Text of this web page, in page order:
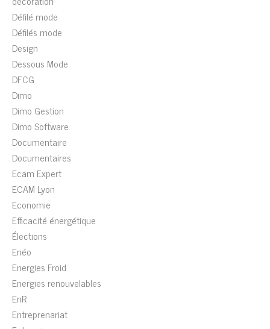
Défilé mode
Défilés mode
Design
Dessous Mode
DFCG
Dimo
Dimo Gestion
Dimo Software
Documentaire
Documentaires
Ecam Expert
ECAM Lyon
Economie
Efficacité énergétique
Élections
Enéo
Energies Froid
Energies renouvelables
EnR
Entreprenariat